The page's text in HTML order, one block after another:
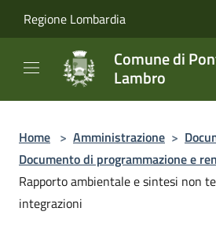
Regione Lombardia
Comune di
Lambro
Home > Amministrazione >
Documento di programmazione e
Rapporto ambientale e sintesi non
integrazioni